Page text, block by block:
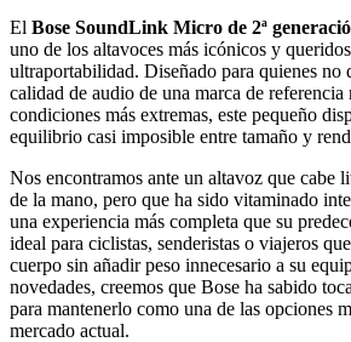
El Bose SoundLink Micro de 2ª
uno de los altavoces más icónicos y
ultraportabilidad. Diseñado para quienes no
calidad de audio de una marca de referencia
condiciones más extremas, este pequeño
equilibrio casi imposible entre tamaño y
Nos encontramos ante un altavoz que cabe
de la mano, pero que ha sido vitaminado
una experiencia más completa que su
ideal para ciclistas, senderistas o viajeros
cuerpo sin añadir peso innecesario a su
novedades, creemos que Bose ha sabido
para mantenerlo como una de las opciones
mercado actual.